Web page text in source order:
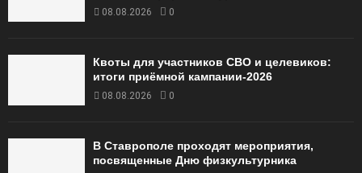
08.08.2026 0
Квоты для участников СВО и целевиков:
итоги приёмной кампании‑2026
08.08.2026 0
В Ставрополе проходят мероприятия,
посвященные Дню физкультурника